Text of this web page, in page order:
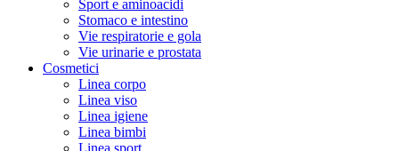
Sport e aminoacidi
Stomaco e intestino
Vie respiratorie e gola
Vie urinarie e prostata
Cosmetici
Linea corpo
Linea viso
Linea igiene
Linea bimbi
Linea sport